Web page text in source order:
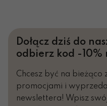
Dołącz dziś do
odbierz kod -10%
Chcesz być na bieżąco
promocjami i
newslettera! Wpisz